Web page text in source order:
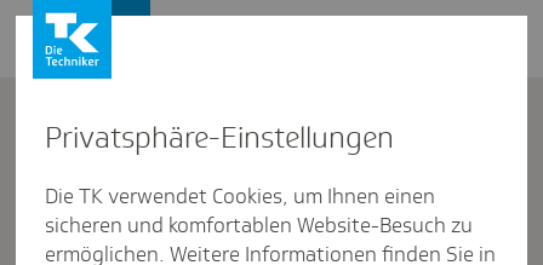
Kontakt
Firmenkunden / Beitragszuschüsse
Privat­sphäre-Einstel­lungen
Die TK verwendet Cookies, um Ihnen einen
sicheren und komfortablen Website-Besuch zu
ermöglichen. Weitere Informationen finden Sie in